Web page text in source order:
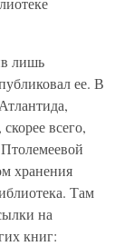
лишь
ее. В
всего,
хранения
Там
на
книг: